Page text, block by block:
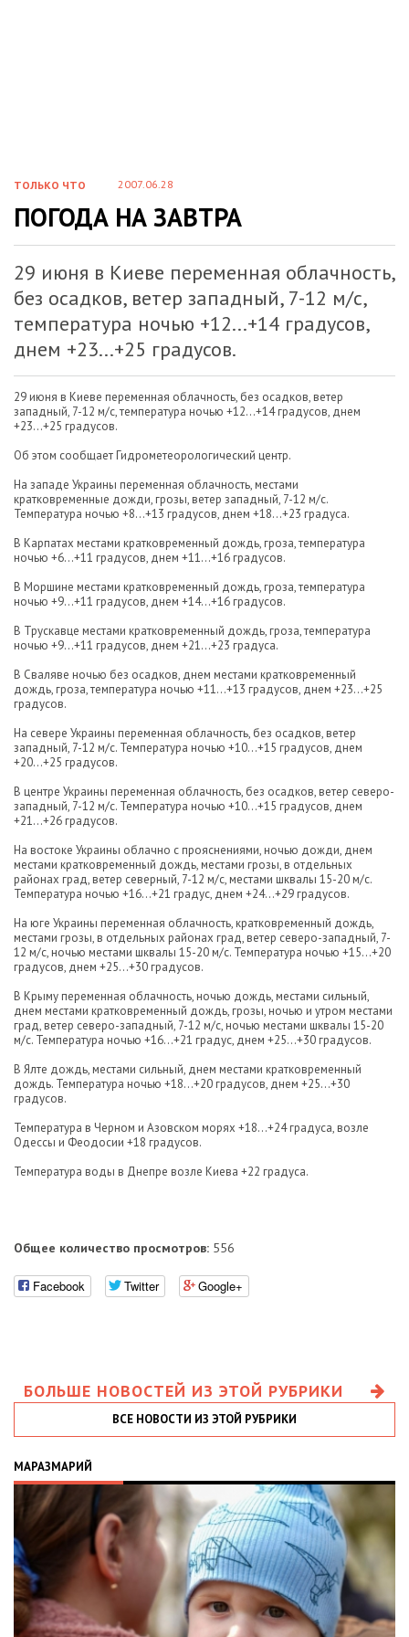
ТОЛЬКО ЧТО 2007.06.28
ПОГОДА НА ЗАВТРА
29 июня в Киеве переменная облачность,
без осадков, ветер западный, 7-12 м/с,
температура ночью +12...+14 градусов,
днем +23...+25 градусов.
29 июня в Киеве переменная облачность, без осадков, ветер
западный, 7-12 м/с, температура ночью +12...+14 градусов, днем
+23...+25 градусов.
Об этом сообщает Гидрометеорологический центр.
На западе Украины переменная облачность, местами
кратковременные дожди, грозы, ветер западный, 7-12 м/с.
Температура ночью +8...+13 градусов, днем +18...+23 градуса.
В Карпатах местами кратковременный дождь, гроза, температура
ночью +6...+11 градусов, днем +11...+16 градусов.
В Моршине местами кратковременный дождь, гроза, температура
ночью +9...+11 градусов, днем +14...+16 градусов.
В Трускавце местами кратковременный дождь, гроза, температура
ночью +9...+11 градусов, днем +21...+23 градуса.
В Сваляве ночью без осадков, днем местами кратковременный
дождь, гроза, температура ночью +11...+13 градусов, днем +23...+25
градусов.
На севере Украины переменная облачность, без осадков, ветер
западный, 7-12 м/с. Температура ночью +10...+15 градусов, днем
+20...+25 градусов.
В центре Украины переменная облачность, без осадков, ветер северо-
западный, 7-12 м/с. Температура ночью +10...+15 градусов, днем
+21...+26 градусов.
На востоке Украины облачно с прояснениями, ночью дожди, днем
местами кратковременный дождь, местами грозы, в отдельных
районах град, ветер северный, 7-12 м/с, местами шквалы 15-20 м/с.
Температура ночью +16...+21 градус, днем +24...+29 градусов.
На юге Украины переменная облачность, кратковременный дождь,
местами грозы, в отдельных районах град, ветер северо-западный, 7-
12 м/с, ночью местами шквалы 15-20 м/с. Температура ночью +15...+20
градусов, днем +25...+30 градусов.
В Крыму переменная облачность, ночью дождь, местами сильный,
днем местами кратковременный дождь, грозы, ночью и утром местами
град, ветер северо-западный, 7-12 м/с, ночью местами шквалы 15-20
м/с. Температура ночью +16...+21 градус, днем +25...+30 градусов.
В Ялте дождь, местами сильный, днем местами кратковременный
дождь. Температура ночью +18...+20 градусов, днем +25...+30
градусов.
Температура в Черном и Азовском морях +18...+24 градуса, возле
Одессы и Феодосии +18 градусов.
Температура воды в Днепре возле Киева +22 градуса.
Общее количество просмотров: 556
Facebook Twitter Google+
БОЛЬШЕ НОВОСТЕЙ ИЗ ЭТОЙ РУБРИКИ
ВСЕ НОВОСТИ ИЗ ЭТОЙ РУБРИКИ
МАРАЗМАРИЙ